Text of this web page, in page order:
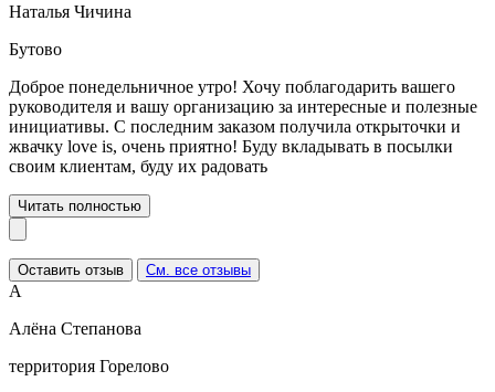
Наталья Чичина
Бутово
Доброе понедельничное утро! Хочу поблагодарить вашего
руководителя и вашу организацию за интересные и полезные
инициативы. С последним заказом получила открыточки и
жвачку love is, очень приятно! Буду вкладывать в посылки
своим клиентам, буду их радовать
Читать полностью
Оставить отзыв См. все отзывы
А
Алёна Степанова
территория Горелово